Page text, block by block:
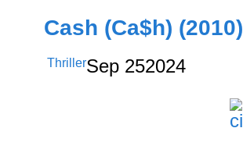
Cash (Ca$h) (2010)
ThrillerSep 252024